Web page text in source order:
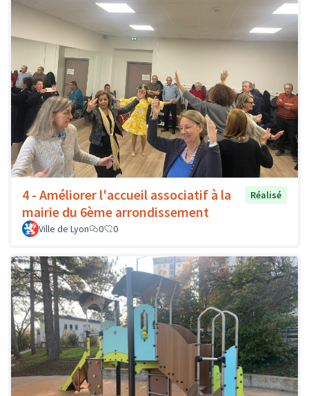
4 - Améliorer l'accueil associatif à la
mairie du 6ème arrondissement
Réalisé
Ville de Lyon 0 0